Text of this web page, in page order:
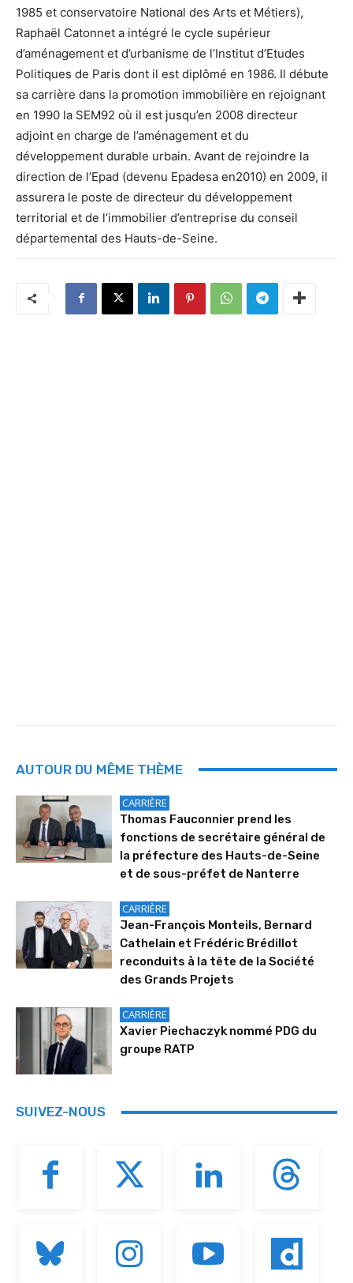
1985 et conservatoire National des Arts et Métiers),
Raphaël Catonnet a intégré le cycle supérieur
d’aménagement et d’urbanisme de l’Institut d’Etudes
Politiques de Paris dont il est diplômé en 1986. Il débute
sa carrière dans la promotion immobilière en rejoignant
en 1990 la SEM92 où il est jusqu’en 2008 directeur
adjoint en charge de l’aménagement et du
développement durable urbain. Avant de rejoindre la
direction de l’Epad (devenu Epadesa en2010) en 2009, il
assurera le poste de directeur du développement
territorial et de l’immobilier d’entreprise du conseil
départemental des Hauts-de-Seine.
AUTOUR DU MÊME THÈME
CARRIÈRE
Thomas Fauconnier prend les
fonctions de secrétaire général de
la préfecture des Hauts-de-Seine
et de sous-préfet de Nanterre
CARRIÈRE
Jean-François Monteils, Bernard
Cathelain et Frédéric Brédillot
reconduits à la tête de la Société
des Grands Projets
CARRIÈRE
Xavier Piechaczyk nommé PDG du
groupe RATP
SUIVEZ-NOUS